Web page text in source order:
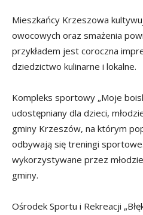
Mieszkańcy Krzeszowa
owocowych oraz smażenia
przykładem jest coroczna
dziedzictwo kulinarne i lokalne.
Kompleks sportowy „Moje
udostępniany dla dzieci,
gminy Krzeszów, na którym
odbywają się treningi
wykorzystywane przez
gminy.
Ośrodek Sportu i Rekreacji